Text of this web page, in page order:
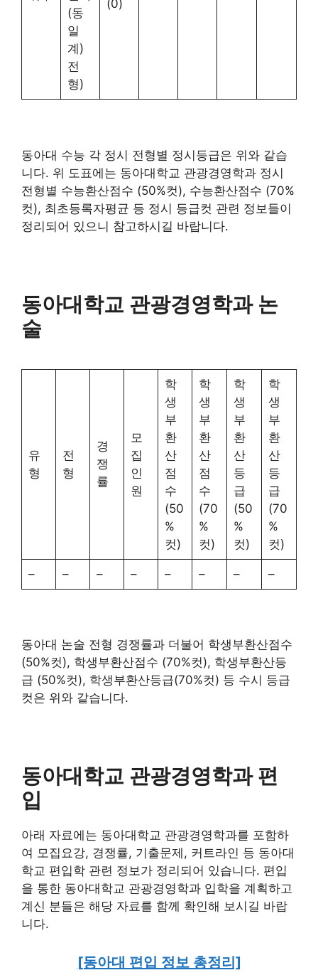
(동
일
계)
전
형)
(0)
동아대 수능 각 정시 전형별 정시등급은 위와 같습
니다. 위 도표에는 동아대학교 관광경영학과 정시
전형별 수능환산점수 (50%컷), 수능환산점수 (70%
컷), 최초등록자평균 등 정시 등급컷 관련 정보들이
정리되어 있으니 참고하시길 바랍니다.
동아대학교 관광경영학과 논
술
유
형
전
형
경
쟁
률
모
집
인
원
학
생
부
환
산
점
수
(50
%
컷)
학
생
부
환
산
점
수
(70
%
컷)
학
생
부
환
산
등
급
(50
%
컷)
학
생
부
환
산
등
급
(70
%
컷)
– – – – – – – –
동아대 논술 전형 경쟁률과 더불어 학생부환산점수
(50%컷), 학생부환산점수 (70%컷), 학생부환산등
급 (50%컷), 학생부환산등급(70%컷) 등 수시 등급
컷은 위와 같습니다.
동아대학교 관광경영학과 편
입
아래 자료에는 동아대학교 관광경영학과를 포함하
여 모집요강, 경쟁률, 기출문제, 커트라인 등 동아대
학교 편입학 관련 정보가 정리되어 있습니다. 편입
을 통한 동아대학교 관광경영학과 입학을 계획하고
계신 분들은 해당 자료를 함께 확인해 보시길 바랍
니다.
[동아대 편입 정보 총정리]